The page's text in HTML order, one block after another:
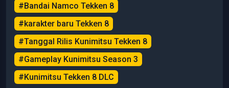
#Bandai Namco Tekken 8
#karakter baru Tekken 8
#Tanggal Rilis Kunimitsu Tekken 8
#Gameplay Kunimitsu Season 3
#Kunimitsu Tekken 8 DLC